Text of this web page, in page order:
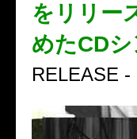
をリリー
めたCD
RELEASE -